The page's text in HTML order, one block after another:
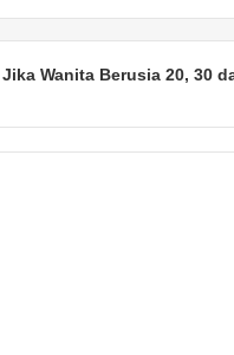
Wanita Berusia 20, 30